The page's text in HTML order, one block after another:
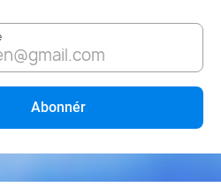
Abonnér